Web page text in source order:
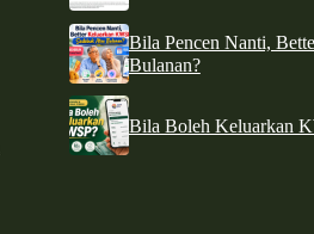
Bila Pencen Nanti,
Bulanan?
Bila Boleh Keluarkan